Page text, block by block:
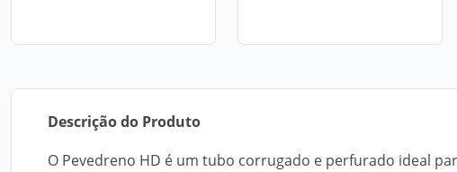
Descrição do Produto
O Pevedreno HD é um tubo corrugado e perfurado ideal